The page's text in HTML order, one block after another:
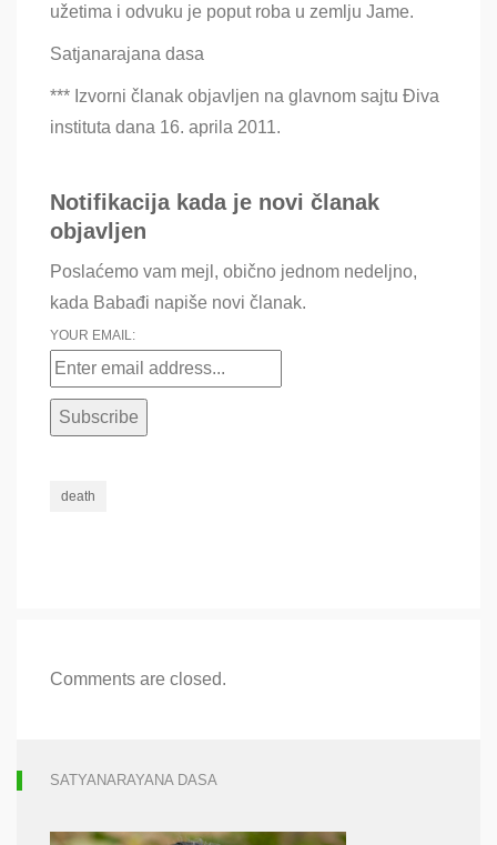
užetima i odvuku je poput roba u zemlju Jame.
Satjanarajana dasa
*** Izvorni članak objavljen na glavnom sajtu Điva
instituta dana 16. aprila 2011.
Notifikacija kada je novi članak
objavljen
Poslaćemo vam mejl, obično jednom nedeljno,
kada Babađi napiše novi članak.
YOUR EMAIL:
death
Comments are closed.
SATYANARAYANA DASA